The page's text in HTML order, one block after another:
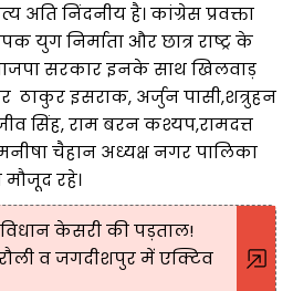
निंदनीय है। कांग्रेस प्रवक्ता
युग निर्माता और छात्र राष्ट्र के
सरकार इनके साथ खिलवाड़
ठाकुर इसराक, अर्जुन पासी,शत्रुहन
सिंह, राम बरन कश्यप,रामदत्त
चैहान अध्यक्ष नगर पालिका
रहे।
केसरी की पड़ताल!
व जगदीशपुर में एक्टिव